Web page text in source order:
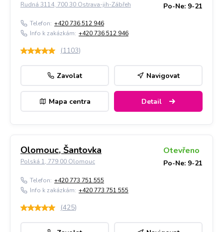
Rudná 3114, 700 30 Ostrava-jih-Zábřeh Po-Ne: 9-21
Telefon: +420 736 512 946
Info k zakázkám: +420 736 512 946
(1103)
Zavolat Navigovat
Mapa centra Detail
Olomouc, Šantovka
Polská 1, 779 00 Olomouc
Otevřeno
Po-Ne: 9-21
Telefon: +420 773 751 555
Info k zakázkám: +420 773 751 555
(425)